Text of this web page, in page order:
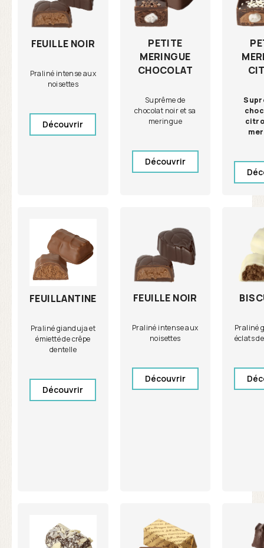
FEUILLE NOIR
Praliné intense aux
noisettes
Découvrir
PETITE
MERINGUE
CHOCOLAT
Suprême de
chocolat noir et sa
meringue
Découvrir
FEUILLANTINE
Praliné gianduja et
émietté de crêpe
dentelle
Découvrir
FEUILLE NOIR
Praliné intense aux
noisettes
Découvrir
Praliné
éclats